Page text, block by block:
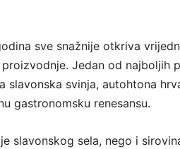
sve snažnije otkriva
Jedan od najboljih
svinja, autohtona
gastronomsku renesansu.
slavonskog sela, nego i